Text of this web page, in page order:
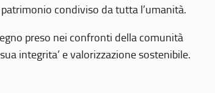
condiviso da tutta l’umanità.
preso nei confronti della comunità
integrita’ e valorizzazione sostenibile.